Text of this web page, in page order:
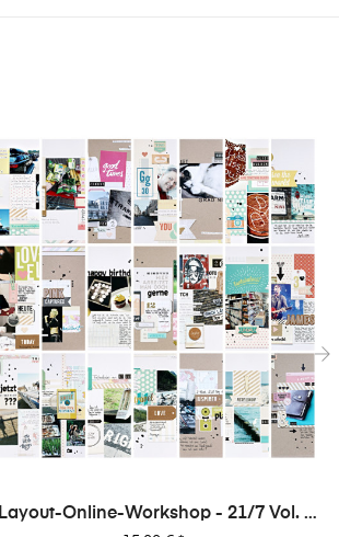
Layout-Online-Workshop - 21/7 Vol. 1